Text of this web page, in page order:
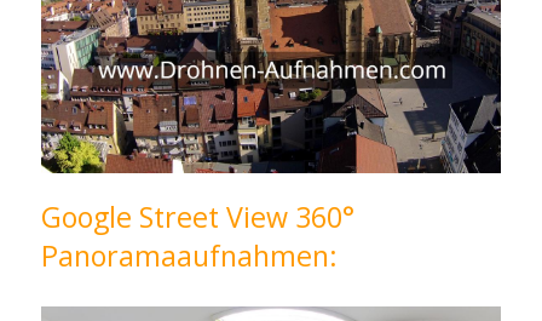
Google Street View 360°
Panoramaaufnahmen: